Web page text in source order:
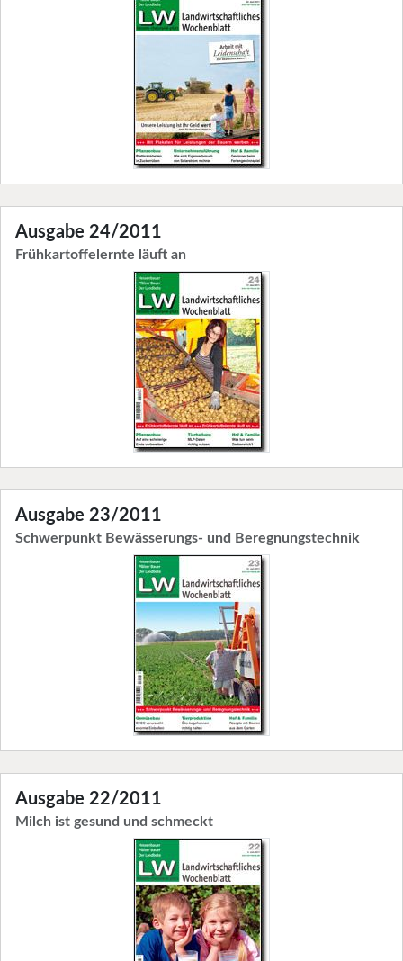
Ausgabe 24/2011
Frühkartoffelernte läuft an
Ausgabe 23/2011
Schwerpunkt Bewässerungs- und Beregnungstechnik
Ausgabe 22/2011
Milch ist gesund und schmeckt